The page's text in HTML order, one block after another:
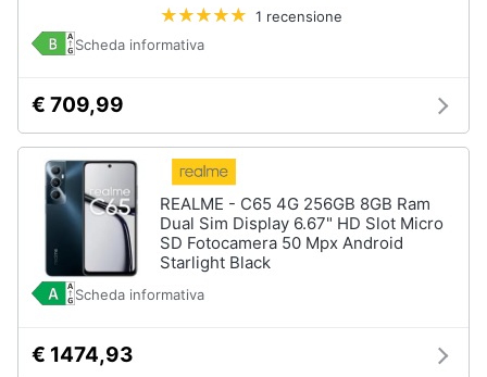
Sport
Animali
Motori
Libri,
cd
dvd
Festività
Telefono
Fax
Cordless
Telefono
Vedi
tutti
1 recensione
Scheda informativa
€ 709,99
REALME - C65 4G 256GB 8GB Ram
Dual Sim Display 6.67" HD Slot Micro
SD Fotocamera 50 Mpx Android
Starlight Black
Scheda informativa
€ 1474,93